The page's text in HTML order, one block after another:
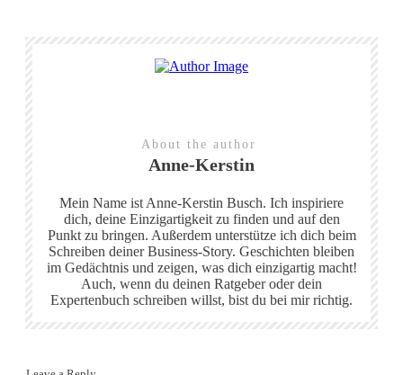
About the author
Anne-Kerstin
Mein Name ist Anne-Kerstin Busch. Ich inspiriere
dich, deine Einzigartigkeit zu finden und auf den
Punkt zu bringen. Außerdem unterstütze ich dich beim
Schreiben deiner Business-Story. Geschichten bleiben
im Gedächtnis und zeigen, was dich einzigartig macht!
Auch, wenn du deinen Ratgeber oder dein
Expertenbuch schreiben willst, bist du bei mir richtig.